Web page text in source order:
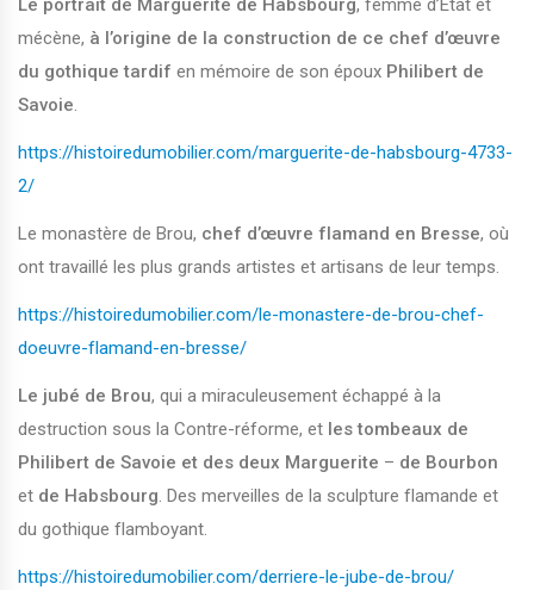
Le portrait de Marguerite de Habsbourg, femme d’État et
mécène, à l’origine de la construction de ce chef d’œuvre
du gothique tardif en mémoire de son époux Philibert de
Savoie.
https://histoiredumobilier.com/marguerite-de-habsbourg-4733-
2/
Le monastère de Brou, chef d’œuvre flamand en Bresse, où
ont travaillé les plus grands artistes et artisans de leur temps.
https://histoiredumobilier.com/le-monastere-de-brou-chef-
doeuvre-flamand-en-bresse/
Le jubé de Brou, qui a miraculeusement échappé à la
destruction sous la Contre-réforme, et les tombeaux de
Philibert de Savoie et des deux Marguerite – de Bourbon
et de Habsbourg. Des merveilles de la sculpture flamande et
du gothique flamboyant.
https://histoiredumobilier.com/derriere-le-jube-de-brou/